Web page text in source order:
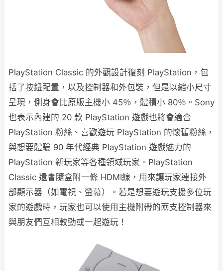
PlayStation Classic 的外觀設計復刻 PlayStation，包
括了按鈕配置，以及控制器和外包裝，但是以縮小尺寸
呈現，側身會比原版主機小 45％，體積小 80％。Sony
也表示內建的 20 款 PlayStation 遊戲也將會適合
PlayStation 粉絲、喜歡遊玩 PlayStation 的懷舊粉絲，
與想要體驗 90 年代經典 PlayStation 遊戲魅力的
PlayStation 新玩家等各種領域玩家。PlayStation
Classic 還會隨盒附一條 HDMI線，用來讓玩家連接外
部顯示器（如電視、螢幕）。若是想要遊玩支援多位玩
家的遊戲時，玩家也可以使用主機附帶的兩支控制器來
與朋友們互相較勁或一起遊玩！